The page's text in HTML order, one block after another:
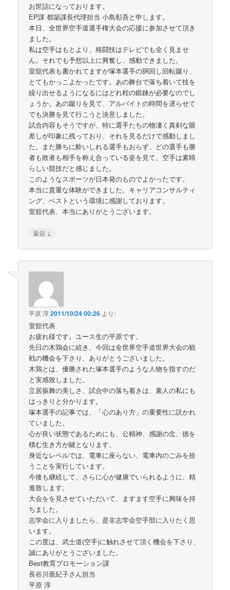
お世話になっております。
EP課 都築課長代理担当 小島彰吾と申します。
本日、全世界空手道選手権大会の応援に参加させて頂き
ました。
私は空手はもとより、格闘技はテレビでも全く見ませ
ん。それでも予想以上に興奮し、感動できました。
室舘代表も書かれてますが塚本選手の胴回し回転蹴り、
とてもかっこよかったです。あの舞台で落ち着いて技を
繰り出せるようになるにはどれ程の鍛錬が必要なのでし
ょうか。あの蹴りを見て、アルバイトの時間を遅らせて
でも決勝を見て行こうと決意しました。
試合内容もそうですが、特に選手たちの物凄く真剣な眼
差しが印象に残っており、それを見るだけで感動しまし
た。また勝ちに酔いしれる選手もおらず、どの選手も勝
者も敗者も相手を称え合っている姿を見て、空手は素晴
らしい競技だと感じました。
このようなスポーツが日本発のものでよかったです。
本当に貴重な体験ができました。キャリアコンサルティ
ング、ベストという環境に感謝しております。
室舘代表、本当にありがとうございます。
返信 ↓
平原 淳2011/10/24 00:26 より:
室舘代表
お疲れ様です。ユース生の平原です。
先日の木鶏会に続き、今回は全世界空手道世界大会の観
戦の機会を下さり、ありがとうございました。
木鶏とは、優勝された塚本選手のような人物を指すのだ
と実感致しました。
立居振舞の美しさ、試合中の落ち着きは、素人の私にも
はっきりと分かります。
塚本選手の記事では、「心のあり方」の重要性に説かれ
ていました。
心が良い状態であるためにも、公精神、感謝の念、徳を
積む生き方が鍵となります。
身近なレベルでは、電車に座らない、電車内のごみを拾
うことを実行しています。
今後も継続して、さらに心が健康でいられるように、精
進致します。
大会をを見させていただいて、ますます空手に興味を持
ちました。
志学会に入りましたら、是非志学会空手部に入りたく思
います。
この度は、武士道(空手)に触れさせて頂く機会を下さり、
誠にありがとうございました。
Best教育プロモーション課
長谷川亜紀子さん担当
平原 淳